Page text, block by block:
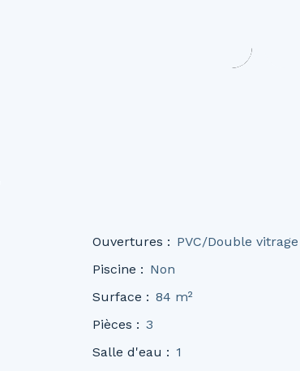
Ouvertures : PVC/Double vitrage
Piscine : Non
Surface : 84 m²
Pièces : 3
Salle d'eau : 1